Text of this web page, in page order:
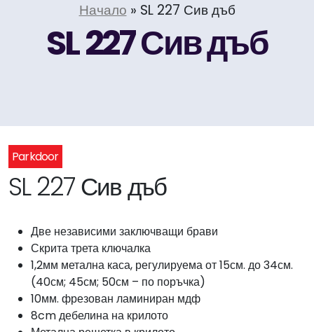
Начало » SL 227 Сив дъб
SL 227 Сив дъб
Parkdoor
SL 227 Сив дъб
Две независими заключващи брави
Скрита трета ключалка
1,2мм метална каса, регулируема от 15см. до 34см.
(40см; 45см; 50см – по поръчка)
10мм. фрезован ламиниран мдф
8cm дебелина на крилото